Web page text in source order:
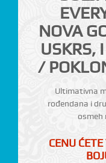
NOVA
USKRS,
/
Ultimativna
rođendana i
osmeh
CENU